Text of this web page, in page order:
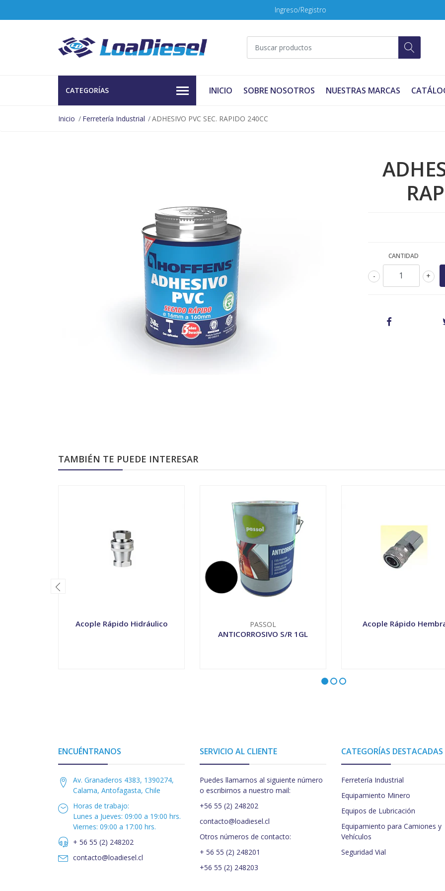
Ingreso/Registro
CATEGORÍAS INICIO SOBRE NOSOTROS NUESTRAS MARCAS
Inicio Ferretería Industrial ADHESIVO PVC SEC. RAPIDO 240CC
CANTIDAD
+
-
TAMBIÉN TE PUEDE INTERESAR
Acople Rápido Hidráulico PASSOL
ANTICORROSIVO S/R 1GL
Acople Rápido
ENCUÉNTRANOS
Av. Granaderos 4383, 1390274,
Calama, Antofagasta, Chile
Horas de trabajo:
Lunes a Jueves: 09:00 a 19:00 hrs.
Viernes: 09:00 a 17:00 hrs.
+ 56 55 (2) 248202
contacto@loadiesel.cl
SERVICIO AL CLIENTE
Puedes llamarnos al siguiente número
o escribirnos a nuestro mail:
+56 55 (2) 248202
contacto@loadiesel.cl
Otros números de contacto:
+ 56 55 (2) 248201
+56 55 (2) 248203
CATEGORÍAS DESTACADAS
Ferretería Industrial
Equipamiento Minero
Equipos de Lubricación
Equipamiento para Camiones y
Vehículos
Seguridad Vial